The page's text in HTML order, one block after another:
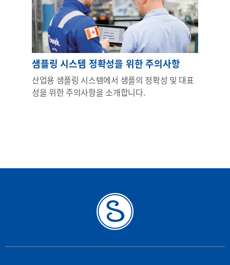
샘플링 시스템 정확성을 위한 주의사항
산업용 샘플링 시스템에서 샘플의 정확성 및 대표
성을 위한 주의사항을 소개합니다.